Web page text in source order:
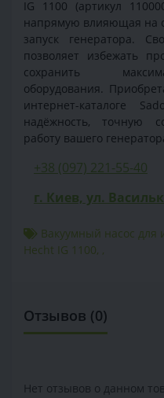
IG 1100 (артикул
напрямую влияющая на
запуск генератора.
позволяет избежать
сохранить
оборудования.
интернет-каталоге
надёжность, точную
работу вашего
+38 (097) 221-55-40
г. Киев, ул.
Вакуумный насос для
Hecht IG 1100, ,
Отзывов (0)
Нет отзывов о данном